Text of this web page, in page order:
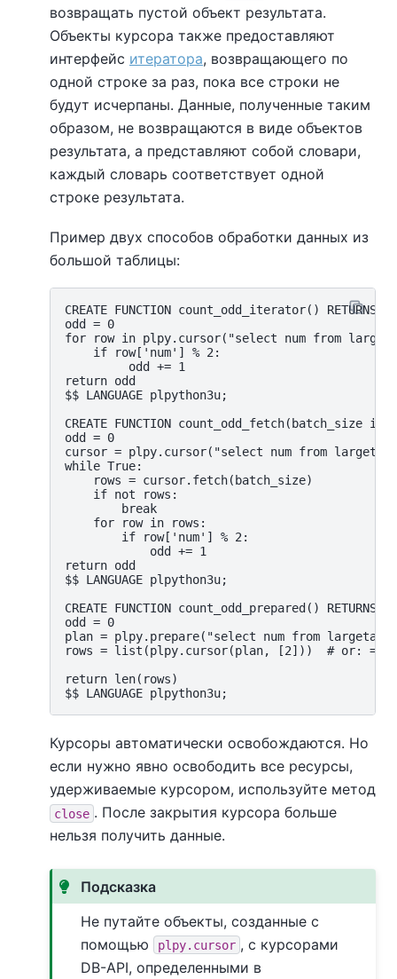
возвращать пустой объект результата.
Объекты курсора также предоставляют
интерфейс итератора, возвращающего по
одной строке за раз, пока все строки не
будут исчерпаны. Данные, полученные таким
образом, не возвращаются в виде объектов
результата, а представляют собой словари,
каждый словарь соответствует одной
строке результата.
Пример двух способов обработки данных из
большой таблицы:
CREATE FUNCTION count_odd_iterator() RETURNS
odd = 0
for row in plpy.cursor("select num from
    if row['num'] % 2:
         odd += 1
return odd
$$ LANGUAGE plpython3u;
CREATE FUNCTION count_odd_fetch(batch_size
odd = 0
cursor = plpy.cursor("select num from
while True:
    rows = cursor.fetch(batch_size)
    if not rows:
        break
    for row in rows:
        if row['num'] % 2:
            odd += 1
return odd
$$ LANGUAGE plpython3u;
CREATE FUNCTION count_odd_prepared() RETURNS
odd = 0
plan = plpy.prepare("select num from
rows = list(plpy.cursor(plan, [2]))  # or: =
return len(rows)
Курсоры автоматически освобождаются. Но
если нужно явно освободить все ресурсы,
удерживаемые курсором, используйте метод
close . После закрытия курсора больше
нельзя получить данные.
Подсказка
Не путайте объекты, созданные с
помощью
plpy.cursor , с курсорами
DB-API, определенными в